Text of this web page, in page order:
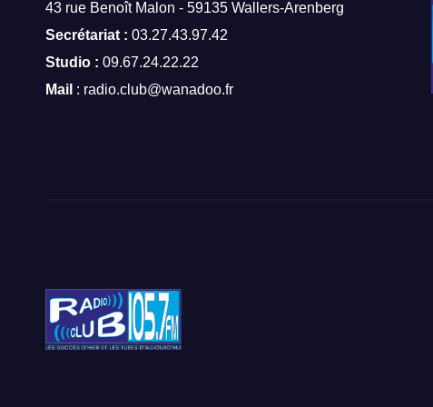
43 rue Benoît Malon - 59135 Wallers-Arenberg
Secrétariat : 03.27.43.97.42
Studio : 09.67.24.22.22
Mail : radio.club@wanadoo.fr